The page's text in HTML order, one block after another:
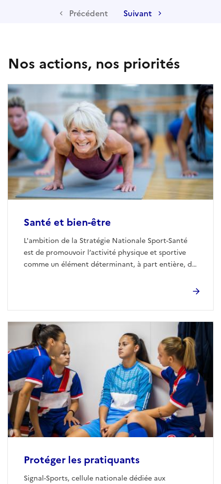
Précédent Suivant
Nos actions, nos priorités
Santé et bien-être
L'ambition de la Stratégie Nationale Sport-Santé
est de promouvoir l’activité physique et sportive
comme un élément déterminant, à part entière, de
Protéger les pratiquants
Signal-Sports, cellule nationale dédiée aux